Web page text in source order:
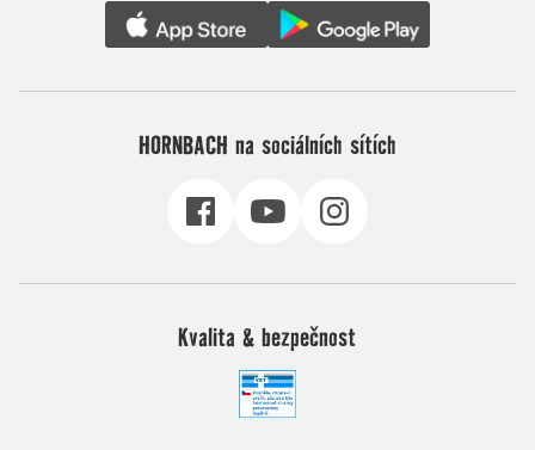
HORNBACH na sociálních sítích
Kvalita & bezpečnost